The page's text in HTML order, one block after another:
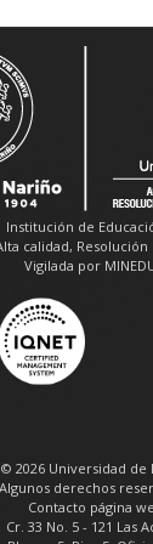
Institución de
calidad, Resolución
Vigilada por
© 2026 Universidad de
Algunos derechos
Contacto página
Cr. 33 No. 5 - 121 Las